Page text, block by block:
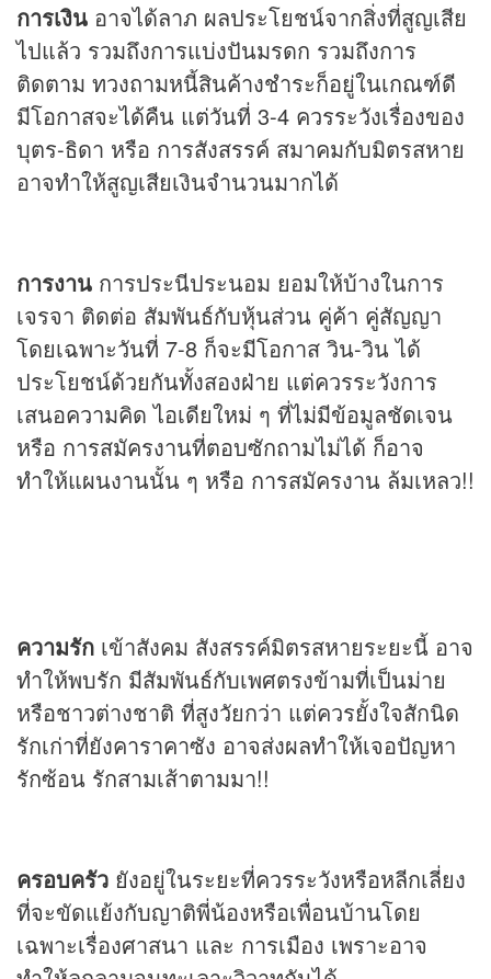
การเงิน อาจได้ลาภ ผลประโยชน์จากสิ่งที่สูญเสีย
ไปแล้ว รวมถึงการแบ่งปันมรดก รวมถึงการ
ติดตาม ทวงถามหนี้สินค้างชำระก็อยู่ในเกณฑ์ดี
มีโอกาสจะได้คืน แต่วันที่ 3-4 ควรระวังเรื่องของ
บุตร-ธิดา หรือ การสังสรรค์ สมาคมกับมิตรสหาย
อาจทำให้สูญเสียเงินจำนวนมากได้
การงาน การประนีประนอม ยอมให้บ้างในการ
เจรจา ติดต่อ สัมพันธ์กับหุ้นส่วน คู่ค้า คู่สัญญา
โดยเฉพาะวันที่ 7-8 ก็จะมีโอกาส วิน-วิน ได้
ประโยชน์ด้วยกันทั้งสองฝ่าย แต่ควรระวังการ
เสนอความคิด ไอเดียใหม่ ๆ ที่ไม่มีข้อมูลชัดเจน
หรือ การสมัครงานที่ตอบซักถามไม่ได้ ก็อาจ
ทำให้แผนงานนั้น ๆ หรือ การสมัครงาน ล้มเหลว!!
ความรัก เข้าสังคม สังสรรค์มิตรสหายระยะนี้ อาจ
ทำให้พบรัก มีสัมพันธ์กับเพศตรงข้ามที่เป็นม่าย
หรือชาวต่างชาติ ที่สูงวัยกว่า แต่ควรยั้งใจสักนิด
รักเก่าที่ยังคาราคาซัง อาจส่งผลทำให้เจอปัญหา
รักซ้อน รักสามเส้าตามมา!!
ครอบครัว ยังอยู่ในระยะที่ควรระวังหรือหลีกเลี่ยง
ที่จะขัดแย้งกับญาติพี่น้องหรือเพื่อนบ้านโดย
เฉพาะเรื่องศาสนา และ การเมือง เพราะอาจ